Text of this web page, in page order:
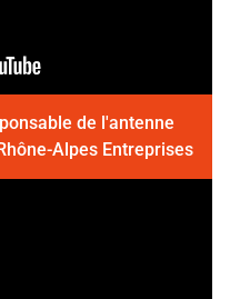
de l'antenne
Alpes Entreprises